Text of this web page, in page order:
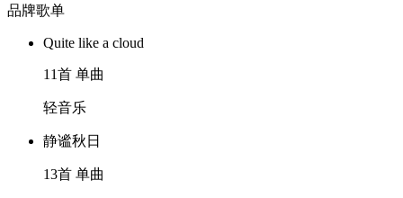
品牌歌单
Quite like a cloud
11首 单曲
轻音乐
静谧秋日
13首 单曲